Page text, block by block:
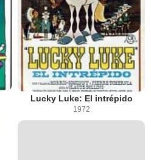
Lucky Luke: El intrépido
1972